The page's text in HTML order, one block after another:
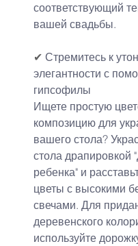
соответствующий
вашей свадьбы.
✔ Стремитесь к
элегантности с
гипсофилы
Ищете простую
композицию для
вашего стола?
стола драпировкой
ребенка" и
цветы с высокими
свечами. Для
деревенского
используйте